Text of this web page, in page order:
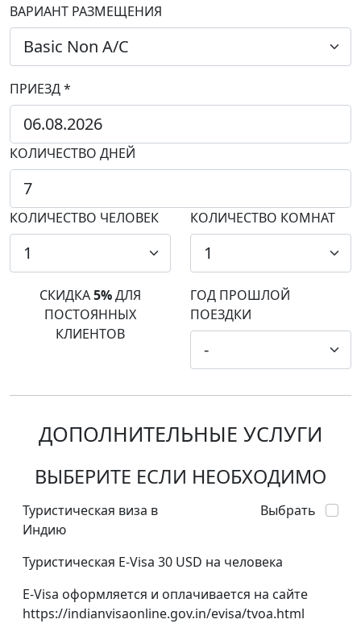
ВАРИАНТ РАЗМЕЩЕНИЯ
ПРИЕЗД *
КОЛИЧЕСТВО ДНЕЙ
КОЛИЧЕСТВО ЧЕЛОВЕК КОЛИЧЕСТВО КОМНАТ
СКИДКА5%ДЛЯ
ПОСТОЯННЫХ
КЛИЕНТОВ
ГОД ПРОШЛОЙ
ПОЕЗДКИ
ДОПОЛНИТЕЛЬНЫЕ УСЛУГИ
ВЫБЕРИТЕ ЕСЛИ НЕОБХОДИМО
Туристическая виза в
Индию
Выбрать
Туристическая E-Visa 30 USD на человека
E-Visa оформляется и оплачивается на сайте
https://indianvisaonline.gov.in/evisa/tvoa.html